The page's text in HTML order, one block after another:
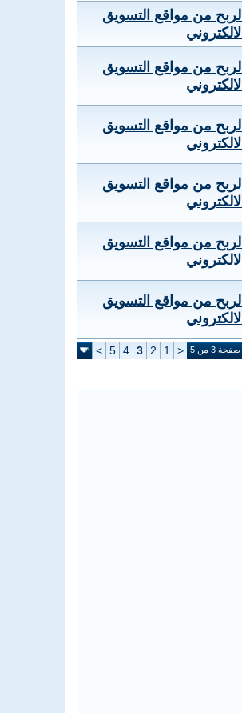
الربح من مواقع التسويق
الالكتروني
الربح من مواقع التسويق
الالكتروني
الربح من مواقع التسويق
الالكتروني
الربح من مواقع التسويق
الالكتروني
الربح من مواقع التسويق
الالكتروني
الربح من مواقع التسويق
الالكتروني
صفحة 3 من 5 <
1
2
3
4
5
>